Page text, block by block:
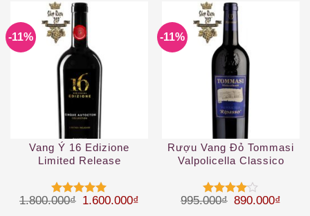
-11%
Vang Ý 16 Edizione
Limited Release
Được xếp
1.800.000₫ Giá gốc là: 1.800.000₫.
1.600.000₫ Giá hiện tại là: 1.600.000₫.
-11%
Rượu Vang Đỏ Tommasi
Valpolicella Classico
Được
995.000₫ Giá gốc là:
890.000₫